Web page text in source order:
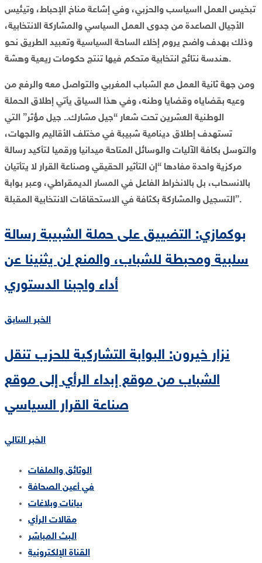
تبخيس العمل ااسياسب والحزبي، وفي إشاعة مناخ الإحباط، وتيئيس
الأجيال الصاعدة من جدوى العمل السياسي والمشاركة الانتخابية،
وذلك بهدف واضح يروم إخلاء الساحة السياسية وتعبيد الطريق نحو
هندسة نتائج انتخابية متحكم فيها تنتج حكومات ريعية وهشة.
ومن جهة ثانية العمل مع الشباب المغربي والتواصل معه والرفع من
وعيه بقضاياه وقضايا وطنه، وفي هذا السياق يأتي إطلاق الحملة
الوطنية العشرين تحت شعار “جيل مشارك.. جيل مؤثر” التي
تستهدف إطلاق دينامية شبيبة في مختلف الأقاليم والجهات،
والتوسل بكافة الآليات والوسائل المتاحة ميدانيا ورقميا لتأكيد رسالة
مركزية واحدة مفادها “إن التأثير الحقيقي وصناعة القرار لا يتأتيان
بالانسحاب، بل بالانخراط الفاعل في المسار الديمقراطي، وعبر بوابة
التسجيل والمشاركة بكثافة في الاستحقاقات الانتخابية المقبلة”.
بوكمازي: التضييق على حملة الشبيبة رسالة
سلبية ومحبطة للشباب، والمنع لن يثنينا عن
أداء واجبنا الدستوري
الخبر السابق
نزار خيرون: البوابة التشاركية للحزب تنقل
الشباب من موقع إبداء الرأي إلى موقع
صناعة القرار السياسي
الخبر التالي
الوثائق والملفات
في أعين الصحافة
بيانات وبلاغات
مقالات الرأي
البث المباشر
القناة الإلكترونية